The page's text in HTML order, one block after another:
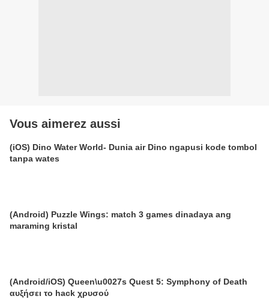
Vous aimerez aussi
(iOS) Dino Water World- Dunia air Dino ngapusi kode tombol
tanpa wates
(Android) Puzzle Wings: match 3 games dinadaya ang
maraming kristal
(Android/iOS) Queen\u0027s Quest 5: Symphony of Death
αυξήσει το hack χρυσού